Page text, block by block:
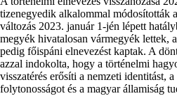
tizenegyedik alkalommal módosították
változás 2023. január 1-jén lépett
megyék hivatalosan vármegyék lettek,
pedig főispáni elnevezést kaptak. A
azzal indokolta, hogy a történelmi
visszatérés erősíti a nemzeti identitást,
folytonosságot és a magyar államiság